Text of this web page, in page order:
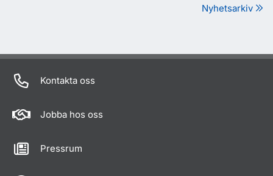
Nyhetsarkiv
Kontakta oss
Jobba hos oss
Pressrum